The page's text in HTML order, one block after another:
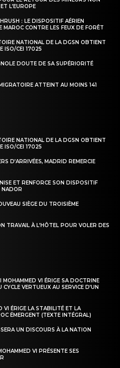
de
MAINTENANT
L’EUROPE
: LE DISPOSITIF AÉRIEN
CONTRE LES FEUX DE FORÊT
NATIONAL DE LA DGSN OBTIENT
ISO/CEI 17025
DOUTE DE SA SUPÉRIORITÉ
ATTEINT AU MOINS 141
NATIONAL DE LA DGSN OBTIENT
ISO/CEI 17025
D’ARRIVÉES, MADRID REMERCIE
ET RENFORCE SON DISPOSITIF
NADOR
SIÈGE DU TROISIÈME
TRAVAIL À L’HÔTEL POUR VOLER DES
VI ÉRIGE SA DOCTRINE
VERTUEUX AU SERVICE D’UN
VI ÉRIGE LA STABILITÉ ET LA
ÉMERGENT (TEXTE INTÉGRAL)
UN DISCOURS À LA NATION
VI PRÉSENTE SES